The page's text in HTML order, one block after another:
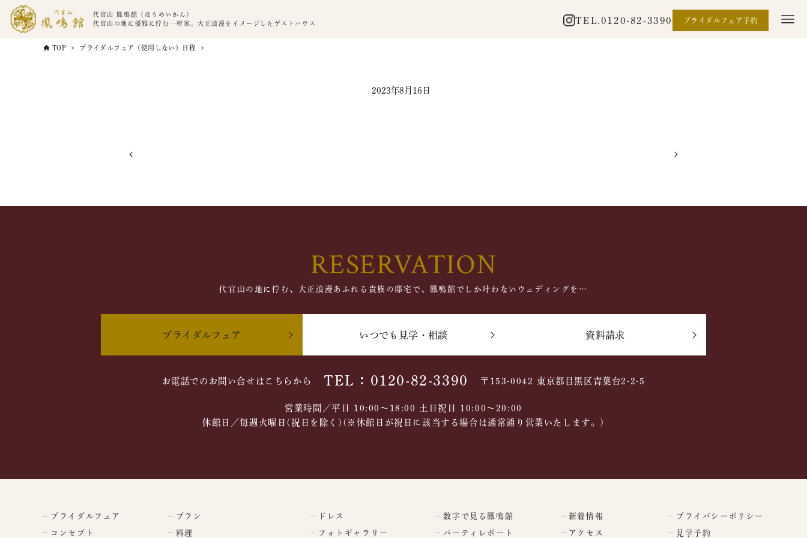
代官山 鳳鳴館（ほうめいかん）
代官山の地に優雅に佇む一軒家。大正浪漫をイメージしたゲストハウス
TEL. 0120-82-3390 ブライダルフェア予約
TOP ブライダルフェア（使用しない）日程
2023年8月16日
RESERVATION
代官山の地に佇む、大正浪漫あふれる貴族の邸宅で、鳳鳴館でしか叶わないウェディングを…
ブライダルフェア いつでも見学・相談 資料請求
お電話でのお問い合せはこちらから TEL：0120-82-3390 〒153-0042 東京都目黒区青葉台2-2-5
営業時間／平日 10:00～18:00 土日祝日 10:00〜20:00
休館日／毎週火曜日(祝日を除く)(※休館日が祝日に該当する場合は通常通り営業いたします。)
– ブライダルフェア
– コンセプト
– プラン
– 料理
– ドレス
– フォトギャラリー
– 数字で見る鳳鳴館
– パーティレポート
– 新着情報
– アクセス
– プライバシーポリシー
– 見学予約